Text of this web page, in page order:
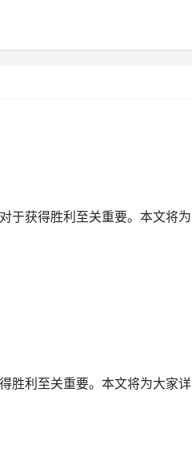
于获得胜利至关重要。本文将为
胜利至关重要。本文将为大家详